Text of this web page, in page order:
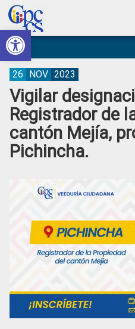
Abrir barra de herramientas
Skip
to
primary
navigation
Skip
to
main
content
Skip
to
primary
sidebar
Skip
to
footer
Consejo
de
Participación
Ciudadana
Control
Social
Construyendo
Poder
Ciudadano
Vigilar
Registrador de
cantón Mejía,
Pichincha.
26 NOV 2023